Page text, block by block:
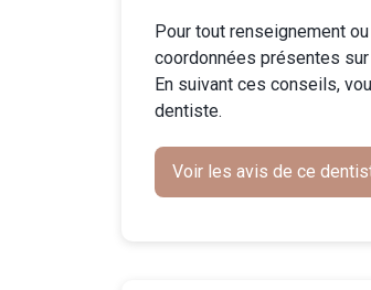
Pour tout renseignement
coordonnées présentes
En suivant ces conseils,
dentiste.
Voir les avis de ce